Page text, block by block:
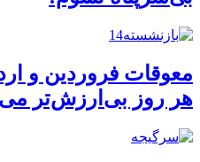
معوقات فروردین و
هر روز بی‌ارزش‌تر